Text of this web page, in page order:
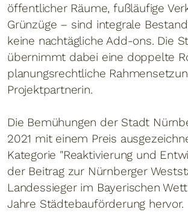
öffentlicher Räume, fußläufige
Grünzüge – sind integrale
keine nachtägliche Add-ons. Die
übernimmt dabei eine doppelte
planungsrechtliche
Projektpartnerin.
Die Bemühungen der Stadt
2021 mit einem Preis
Kategorie "Reaktivierung und
der Beitrag zur Nürnberger
Landessieger im Bayerischen
Jahre Städtebauförderung hervor.